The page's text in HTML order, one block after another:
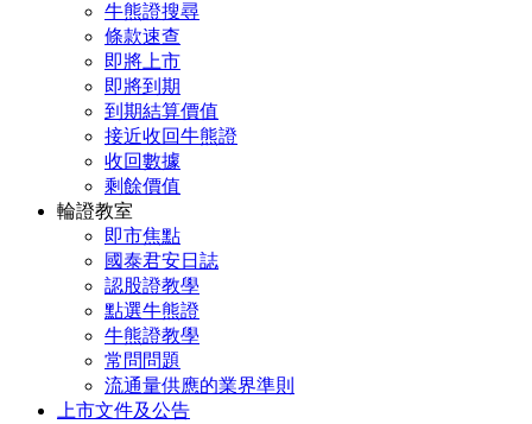
牛熊證搜尋
條款速查
即將上市
即將到期
到期結算價值
接近收回牛熊證
收回數據
剩餘價值
輪證教室
即市焦點
國泰君安日誌
認股證教學
點選牛熊證
牛熊證教學
常問問題
流通量供應的業界準則
上市文件及公告